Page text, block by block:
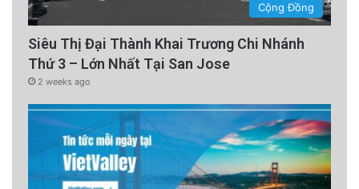
Cộng Đồng
Siêu Thị Đại Thành Khai Trương Chi Nhánh
Thứ 3 – Lớn Nhất Tại San Jose
2 weeks ago